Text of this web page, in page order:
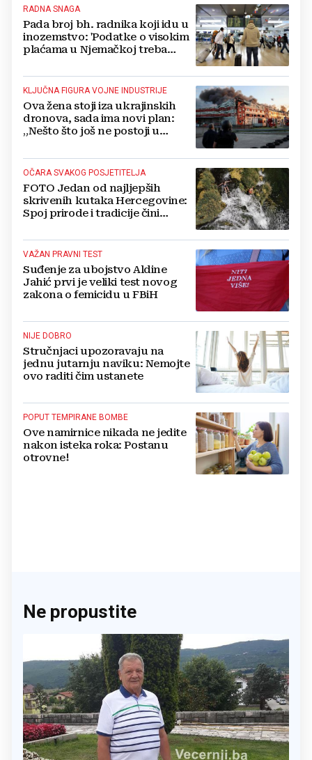
RADNA SNAGA
Pada broj bh. radnika koji idu u
inozemstvo: 'Podatke o visokim
plaćama u Njemačkoj treba
KLJUČNA FIGURA VOJNE INDUSTRIJE
Ova žena stoji iza ukrajinskih
dronova, sada ima novi plan:
„Nešto što još ne postoji u
OČARA SVAKOG POSJETITELJA
FOTO Jedan od najljepših
skrivenih kutaka Hercegovine:
Spoj prirode i tradicije čini
destinacijom
VAŽAN PRAVNI TEST
Suđenje za ubojstvo Aldine
Jahić prvi je veliki test novog
zakona o femicidu u FBiH
NIJE DOBRO
Stručnjaci upozoravaju na
jednu jutarnju naviku: Nemojte
ovo raditi čim ustanete
POPUT TEMPIRANE BOMBE
Ove namirnice nikada ne jedite
nakon isteka roka: Postanu
otrovne!
Ne propustite